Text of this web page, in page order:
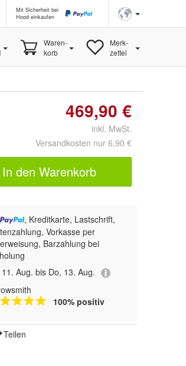
Mit Sicherheit bei
Hood einkaufen
Waren-
korb
Merk-
zettel
469,90 €
inkl. MwSt.
Versandkosten nur 6,90 €
In den Warenkorb
, Kreditkarte, Lastschrift,
Vorkasse per
Barzahlung bei
11. Aug. bis Do, 13. Aug.
100% positiv
Teilen